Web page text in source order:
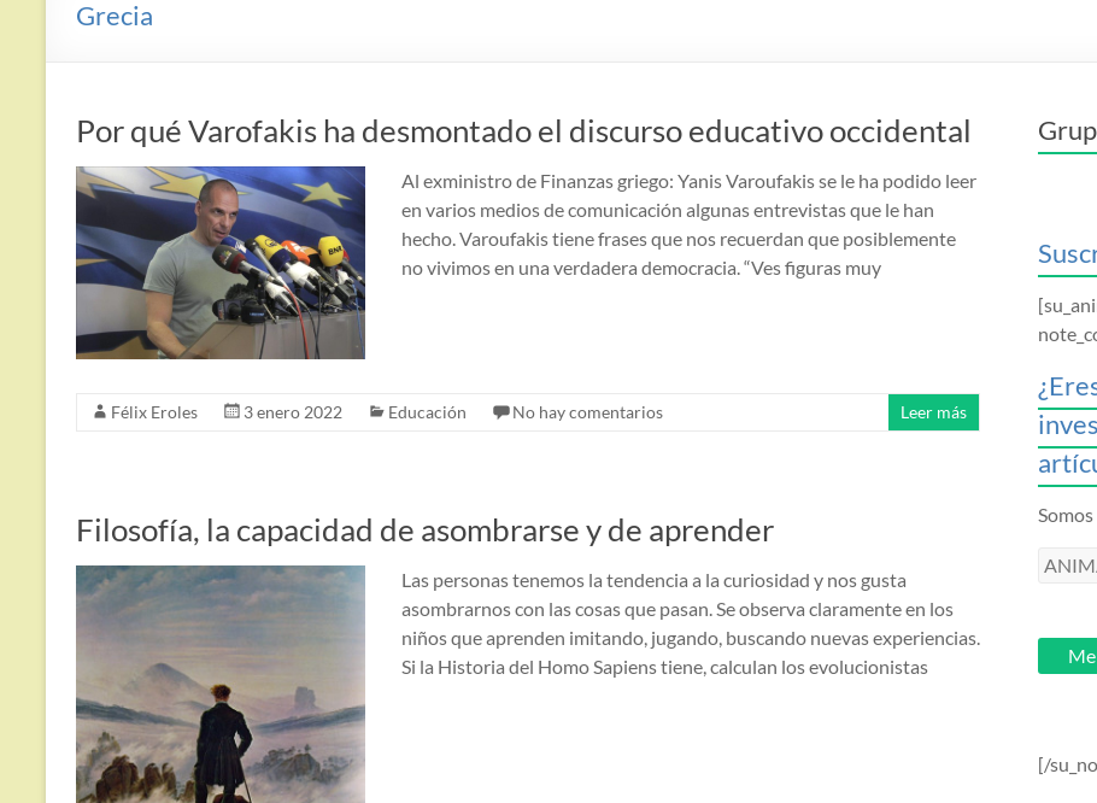
Grecia
Por qué Varofakis ha desmontado el discurso educativo occidental
Al exministro de Finanzas griego: Yanis Varoufakis se le ha podido leer
en varios medios de comunicación algunas entrevistas que le han
hecho. Varoufakis tiene frases que nos recuerdan que posiblemente
no vivimos en una verdadera democracia. “Ves figuras muy
Félix Eroles 3 enero 2022 Educación No hay comentarios Leer más
Filosofía, la capacidad de asombrarse y de aprender
Las personas tenemos la tendencia a la curiosidad y nos gusta
asombrarnos con las cosas que pasan. Se observa claramente en los
niños que aprenden imitando, jugando, buscando nuevas experiencias.
Si la Historia del Homo Sapiens tiene, calculan los evolucionistas
email.
[/